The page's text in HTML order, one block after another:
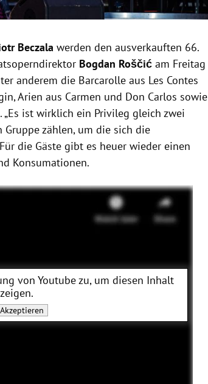
Beczala werden den ausverkauften 66.
Bogdan Roščić am Freitag
anderem die Barcarolle aus Les Contes
Arien aus Carmen und Don Carlos sowie
„Es ist wirklich ein Privileg gleich zwei
zählen, um die sich die
Für die Gäste gibt es heuer wieder einen
Konsumationen.
vonYoutubezu, um diesen Inhalt
Akzeptieren